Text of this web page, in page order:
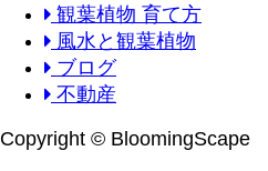
観葉植物 育て方
風水と観葉植物
ブログ
不動産
Copyright © BloomingScape